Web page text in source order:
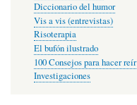
Diccionario del humor
Vis a vis (entrevistas)
Risoterapia
El bufón ilustrado
100 Consejos para hacer reír
Investigaciones